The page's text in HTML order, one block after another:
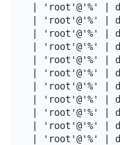
|
| 'root'@'%'
| 'root'@'%'
| 'root'@'%'
|
| 'root'@'%'
| 'root'@'%'
|
| 'root'@'%'
| 'root'@'%'
| 'root'@'%'